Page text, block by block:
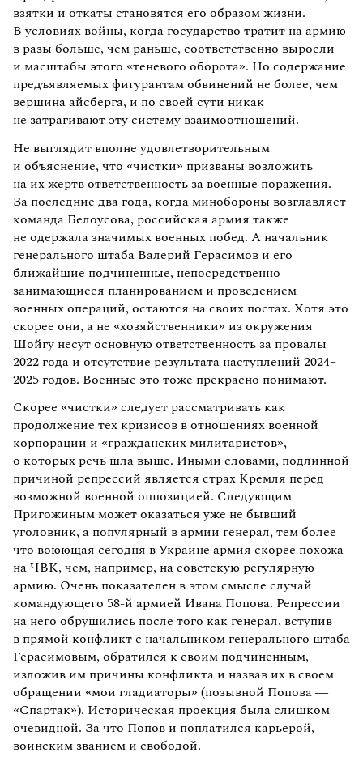
взятки и откаты становятся его образом жизни.
В условиях войны, когда государство тратит на армию
в разы больше, чем раньше, соответственно выросли
и масштабы этого «теневого оборота». Но содержание
предъявляемых фигурантам обвинений не более, чем
вершина айсберга, и по своей сути никак
не затрагивают эту систему взаимоотношений.
Не выглядит вполне удовлетворительным
и объяснение, что «чистки» призваны возложить
на их жертв ответственность за военные поражения.
За последние два года, когда минобороны возглавляет
команда Белоусова, российская армия также
не одержала значимых военных побед. А начальник
генерального штаба Валерий Герасимов и его
ближайшие подчиненные, непосредственно
занимающиеся планированием и проведением
военных операций, остаются на своих постах. Хотя это
скорее они, а не «хозяйственники» из окружения
Шойгу несут основную ответственность за провалы
2022 года и отсутствие результата наступлений 2024–
2025 годов. Военные это тоже прекрасно понимают.
Скорее «чистки» следует рассматривать как
продолжение тех кризисов в отношениях военной
корпорации и «гражданских милитаристов»,
о которых речь шла выше. Иными словами, подлинной
причиной репрессий является страх Кремля перед
возможной военной оппозицией. Следующим
Пригожиным может оказаться уже не бывший
уголовник, а популярный в армии генерал, тем более
что воюющая сегодня в Украине армия скорее похожа
на ЧВК, чем, например, на советскую регулярную
армию. Очень показателен в этом смысле случай
командующего 58-й армией Ивана Попова. Репрессии
на него обрушились после того как генерал, вступив
в прямой конфликт с начальником генерального штаба
Герасимовым, обратился к своим подчиненным,
изложив им причины конфликта и назвав их в своем
обращении «мои гладиаторы» (позывной Попова —
«Спартак»). Историческая проекция была слишком
очевидной. За что Попов и поплатился карьерой,
воинским званием и свободой.